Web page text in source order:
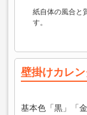
紙自体の風合と
す。
壁掛けカレ
基本色「黒」「